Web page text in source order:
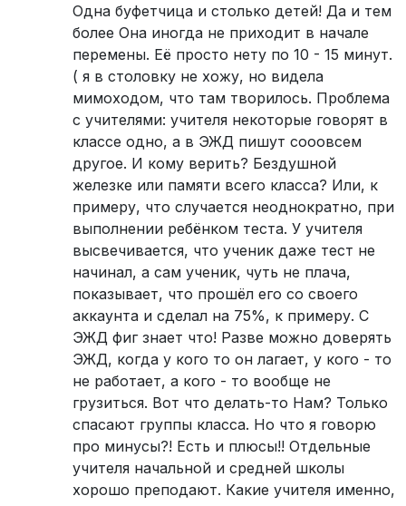
Одна буфетчица и столько детей! Да и тем
более Она иногда не приходит в начале
перемены. Её просто нету по 10 - 15 минут.
( я в столовку не хожу, но видела
мимоходом, что там творилось. Проблема
с учителями: учителя некоторые говорят в
классе одно, а в ЭЖД пишут сооовсем
другое. И кому верить? Бездушной
железке или памяти всего класса? Или, к
примеру, что случается неоднократно, при
выполнении ребёнком теста. У учителя
высвечивается, что ученик даже тест не
начинал, а сам ученик, чуть не плача,
показывает, что прошёл его со своего
аккаунта и сделал на 75%, к примеру. С
ЭЖД фиг знает что! Разве можно доверять
ЭЖД, когда у кого то он лагает, у кого - то
не работает, а кого - то вообще не
грузиться. Вот что делать-то Нам? Только
спасают группы класса. Но что я говорю
про минусы?! Есть и плюсы!! Отдельные
учителя начальной и средней школы
хорошо преподают. Какие учителя именно,